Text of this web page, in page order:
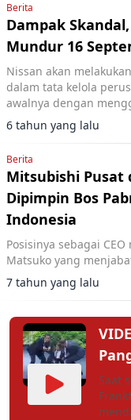
Berita
Dampak
Mundur 16
Nissan akan
dalam tata kelola
awalnya dengan
Saikawa.
6 tahun yang lalu
Berita
Mitsubishi Pusat
Dipimpin Bos
Indonesia
Posisinya sebagai
Matsuko yang
7 tahun yang lalu
Saat